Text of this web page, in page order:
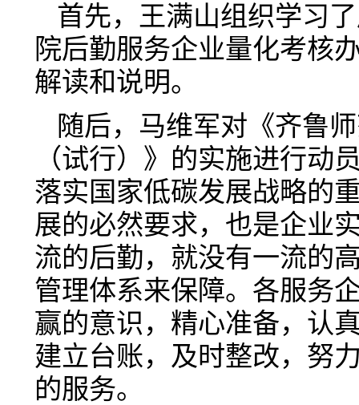
首先，王满山组织学习
院后勤服务企业量化考核
解读和说明。
随后，马维军对《齐鲁
（试行）》的实施进行动
落实国家低碳发展战略的
展的必然要求，也是企业
流的后勤，就没有一流的
管理体系来保障。各服务
赢的意识，精心准备，认
建立台账，及时整改，努
的服务。